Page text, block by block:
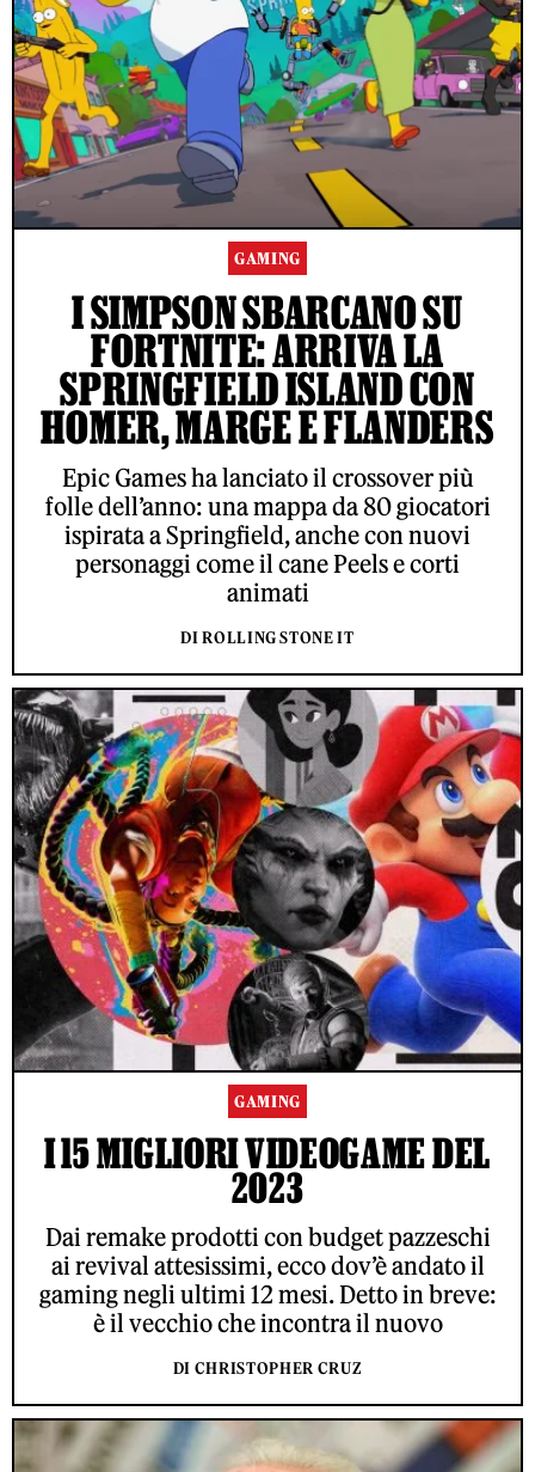
GAMING
I SIMPSON SBARCANO SU
FORTNITE: ARRIVA LA
SPRINGFIELD ISLAND CON
HOMER, MARGE E FLANDERS
Epic Games ha lanciato il crossover più
folle dell’anno: una mappa da 80 giocatori
ispirata a Springfield, anche con nuovi
personaggi come il cane Peels e corti
animati
DI ROLLING STONE IT
GAMING
I 15 MIGLIORI VIDEOGAME DEL
2023
Dai remake prodotti con budget pazzeschi
ai revival attesissimi, ecco dov’è andato il
gaming negli ultimi 12 mesi. Detto in breve:
è il vecchio che incontra il nuovo
DI CHRISTOPHER CRUZ